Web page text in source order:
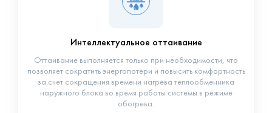
Интеллектуальное оттаивание
Оттаивание выполняется только при необходимости, что
позволяет сократить энергопотери и повысить комфортность
за счет сокращения времени нагрева теплообменника
наружного блока во время работы системы в режиме
обогрева.